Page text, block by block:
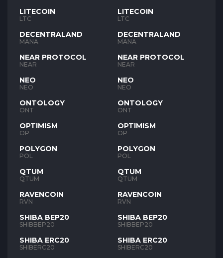
LITECOIN
LTC
DECENTRALAND
MANA
NEAR PROTOCOL
NEAR
NEO
NEO
ONTOLOGY
ONT
OPTIMISM
OP
POLYGON
POL
QTUM
QTUM
RAVENCOIN
RVN
SHIBA BEP20
SHIBBEP20
SHIBA ERC20
SHIBERC20
LITECOIN
LTC
DECENTRALAND
MANA
NEAR PROTOCOL
NEAR
NEO
NEO
ONTOLOGY
ONT
OPTIMISM
OP
POLYGON
POL
QTUM
QTUM
RAVENCOIN
RVN
SHIBA BEP20
SHIBBEP20
SHIBA ERC20
SHIBERC20